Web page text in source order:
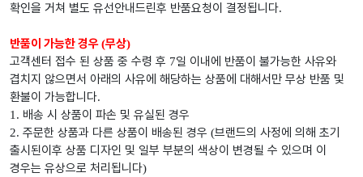
확인을 거쳐 별도 유선안내드린후 반품요청이 결정됩니다.
반품이 가능한 경우(무상)
고객센터 접수 된 상품 중 수령 후 7일 이내에 반품이 불가능한 사유와
겹치지 않으면서 아래의 사유에 해당하는 상품에 대해서만 무상 반품 및
환불이 가능합니다.
1. 배송 시 상품이 파손 및 유실된 경우
2. 주문한 상품과 다른 상품이 배송된 경우 (브랜드의 사정에 의해 초기
출시된이후 상품 디자인 및 일부 부분의 색상이 변경될 수 있으며 이
경우는 유상으로 처리됩니다)